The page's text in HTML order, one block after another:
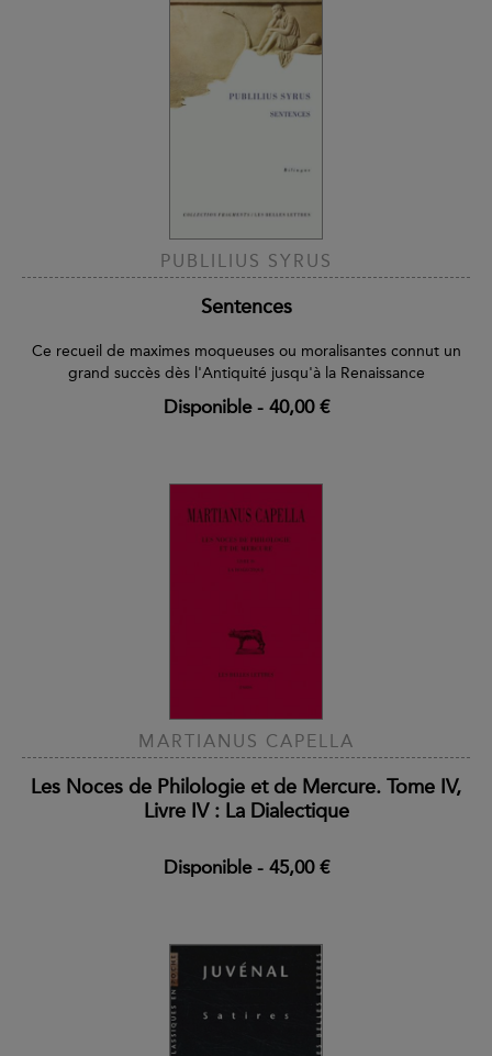
PUBLILIUS SYRUS
Sentences
Ce recueil de maximes moqueuses ou moralisantes connut un
grand succès dès l'Antiquité jusqu'à la Renaissance
Disponible- 40,00 €
MARTIANUS CAPELLA
Les Noces de Philologie et de Mercure. Tome IV,
Livre IV : La Dialectique
Disponible- 45,00 €